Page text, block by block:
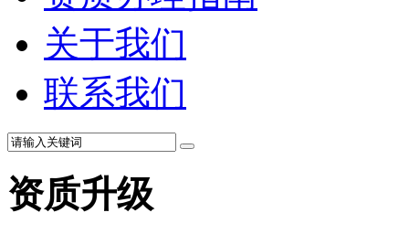
关于我们
联系我们
资质升级